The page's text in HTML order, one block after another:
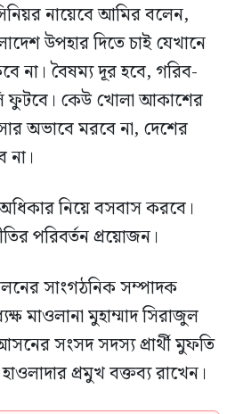
নায়েবে আমির বলেন,
উপহার দিতে চাই যেখানে
না। বৈষম্য দূর হবে, গরিব-
ফুটবে। কেউ খোলা আকাশের
অভাবে মরবে না, দেশের
না।
নিয়ে বসবাস করবে।
পরিবর্তন প্রয়োজন।
সাংগঠনিক সম্পাদক
মাওলানা মুহাম্মাদ সিরাজুল
সংসদ সদস্য প্রার্থী মুফতি
প্রমুখ বক্তব্য রাখেন।